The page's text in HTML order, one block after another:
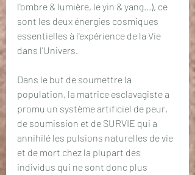
l'ombre & lumière, le yin & yang...), ce
sont les deux énergies cosmiques
essentielles à l'expérience de la Vie
dans l'Univers.
Dans le but de soumettre la
population, la matrice esclavagiste a
promu un système artificiel de peur,
de soumission et de SURVIE qui a
annihilé les pulsions naturelles de vie
et de mort chez la plupart des
individus qui ne sont donc plus